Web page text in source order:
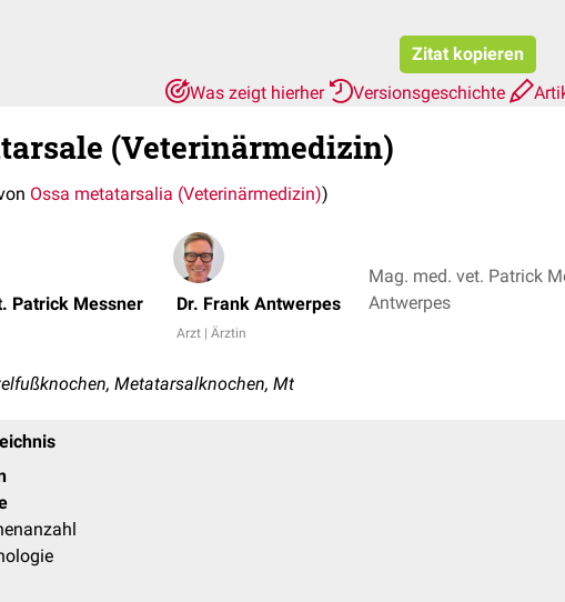
Zitat kopieren
Was zeigt hierher
Versionsgeschichte
(Veterinärmedizin)
Ossa metatarsalia (Veterinärmedizin))
Patrick Messner Dr. Frank Antwerpes
Arzt | Ärztin
Mag. med. vet. Patrick
Antwerpes
Metatarsalknochen, Mt